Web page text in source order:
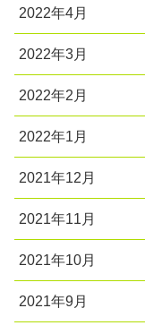
2022年4月
2022年3月
2022年2月
2022年1月
2021年12月
2021年11月
2021年10月
2021年9月